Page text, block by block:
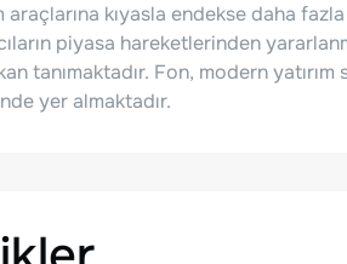
araçlarına kıyasla endekse daha
piyasa hareketlerinden
tanımaktadır. Fon, modern
yer almaktadır.